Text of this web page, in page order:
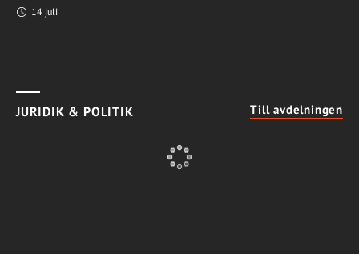
14 juli
JURIDIK & POLITIK Till avdelningen